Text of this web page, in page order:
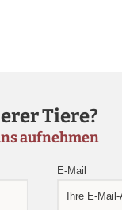
Tiere?
aufnehmen
E-Mail